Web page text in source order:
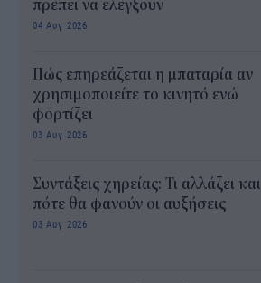
πρέπει να ελέγξουν
04 Αυγ 2026
Πώς επηρεάζεται η μπαταρία αν
χρησιμοποιείτε το κινητό ενώ
φορτίζει
03 Αυγ 2026
Συντάξεις χηρείας: Τι αλλάζει και
πότε θα φανούν οι αυξήσεις
03 Αυγ 2026